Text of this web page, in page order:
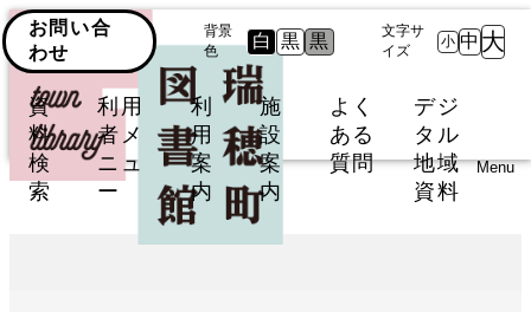
お問い合
わせ
背景
色
白 黒 黒
文字サ
イズ
小 中 大
資
料
検
索
利用
者メ
ニュ
ー
利
用
案
内
施
設
案
内
よく
ある
質問
デジ
タル
地域
資料
Menu